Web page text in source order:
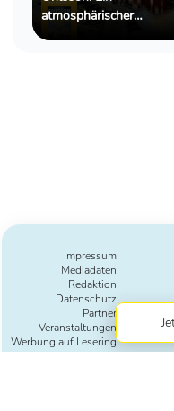
atmosphärischer
Schwedenkrimi zwischen
Impressum
Mediadaten
Redaktion
Datenschutz
Partner
Veranstaltungen
Werbung auf Lesering